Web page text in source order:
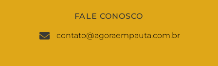
FALE CONOSCO
contato@agoraempauta.com.br